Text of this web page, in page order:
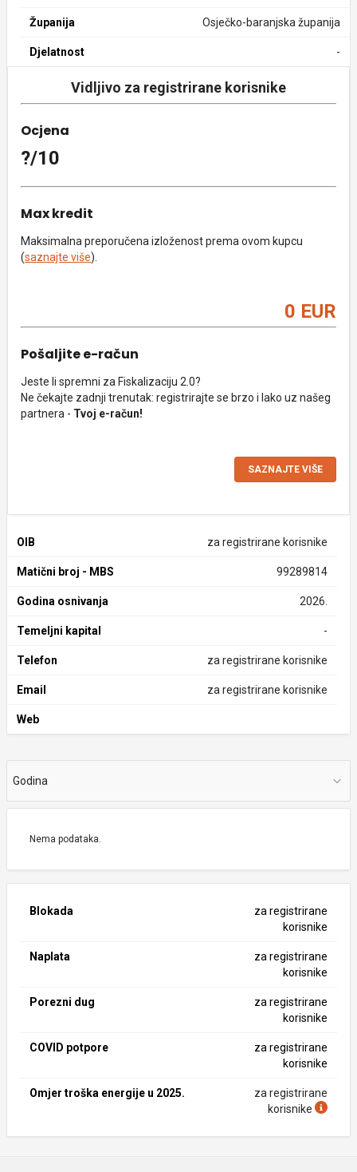
Županija Osječko-baranjska županija
Djelatnost -
Vidljivo za registrirane korisnike
Ocjena
?/10
Max kredit
Maksimalna preporučena izloženost prema ovom kupcu
(saznajte više).
0 EUR
Pošaljite e-račun
Jeste li spremni za Fiskalizaciju 2.0?
Ne čekajte zadnji trenutak: registrirajte se brzo i lako uz našeg
partnera - Tvoj e-račun!
SAZNAJTE VIŠE
OIB za registrirane korisnike
Matični broj - MBS 99289814
Godina osnivanja 2026.
Temeljni kapital -
Telefon za registrirane korisnike
Email za registrirane korisnike
Web
Godina
Nema podataka.
Blokada
za registrirane
korisnike
Naplata
za registrirane
korisnike
Porezni dug
za registrirane
korisnike
COVID potpore
za registrirane
korisnike
Omjer troška energije u 2025.
za registrirane
korisnike